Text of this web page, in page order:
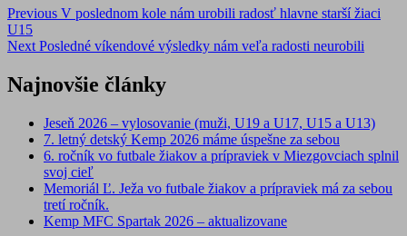
Post
navigation
Previous V poslednom kole nám urobili radosť hlavne starší žiaci
U15
Next Posledné víkendové výsledky nám veľa radosti neurobili
Najnovšie články
Jeseň 2026 – vylosovanie (muži, U19 a U17, U15 a U13)
7. letný detský Kemp 2026 máme úspešne za sebou
6. ročník vo futbale žiakov a prípraviek v Miezgovciach splnil
svoj cieľ
Memoriál Ľ. Ježa vo futbale žiakov a prípraviek má za sebou
tretí ročník.
Kemp MFC Spartak 2026 – aktualizovane